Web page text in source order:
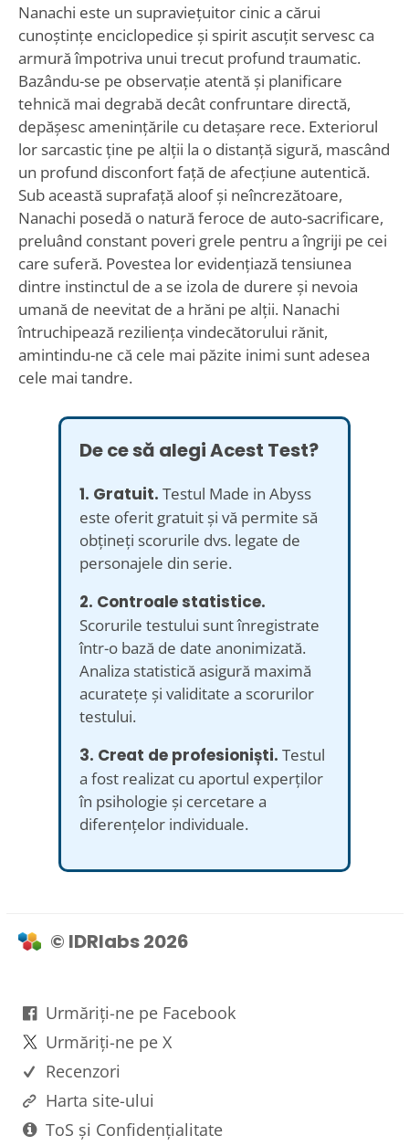
Nanachi este un supraviețuitor cinic a cărui
cunoștințe enciclopedice și spirit ascuțit servesc ca
armură împotriva unui trecut profund traumatic.
Bazându-se pe observație atentă și planificare
tehnică mai degrabă decât confruntare directă,
depășesc amenințările cu detașare rece. Exteriorul
lor sarcastic ține pe alții la o distanță sigură, mascând
un profund disconfort față de afecțiune autentică.
Sub această suprafață aloof și neîncrezătoare,
Nanachi posedă o natură feroce de auto-sacrificare,
preluând constant poveri grele pentru a îngriji pe cei
care suferă. Povestea lor evidențiază tensiunea
dintre instinctul de a se izola de durere și nevoia
umană de neevitat de a hrăni pe alții. Nanachi
întruchipează reziliența vindecătorului rănit,
amintindu-ne că cele mai păzite inimi sunt adesea
cele mai tandre.
De ce să alegi Acest Test?
1. Gratuit. Testul Made in Abyss
este oferit gratuit și vă permite să
obțineți scorurile dvs. legate de
personajele din serie.
2. Controale statistice.
Scorurile testului sunt înregistrate
într-o bază de date anonimizată.
Analiza statistică asigură maximă
acuratețe și validitate a scorurilor
testului.
3. Creat de profesioniști. Testul
a fost realizat cu aportul experților
în psihologie și cercetare a
diferențelor individuale.
© IDRlabs 2026
Urmăriți-ne pe Facebook
Urmăriți-ne pe X
Recenzori
Harta site-ului
ToS și Confidențialitate